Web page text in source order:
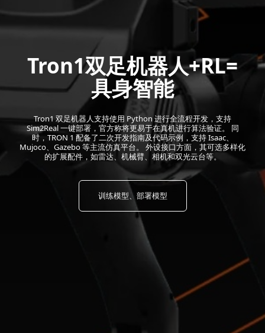
Tron1双足机器人+RL=
具身智能
Tron1 双足机器人支持使用 Python 进行全流程开发，支持
Sim2Real 一键部署，官方称将更易于在真机进行算法验证。 同
时，TRON 1 配备了二次开发指南及代码示例，支持 Isaac、
Mujoco、Gazebo 等主流仿真平台。 外设接口方面，其可选多样化
的扩展配件，如雷达、机械臂、相机和双光云台等。
训练模型、部署模型